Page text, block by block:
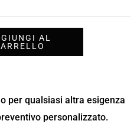
AL
per qualsiasi altra esigenza
personalizzato.